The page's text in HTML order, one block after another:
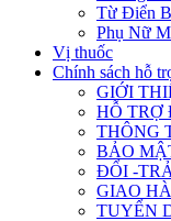
Từ Điển
Phụ Nữ
Vị thuốc
Chính sách hỗ
GIỚI
HỖ TRỢ
THÔNG
BẢO
ĐỔI -
GIAO
TUYỂN